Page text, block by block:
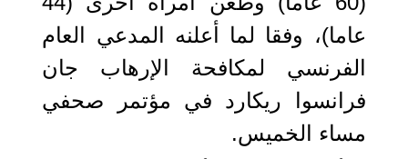
عاما)، وفقا لما أعلنه المدعي العام
الفرنسي لمكافحة الإرهاب جان
فرانسوا ريكارد في مؤتمر صحفي
مساء الخميس.